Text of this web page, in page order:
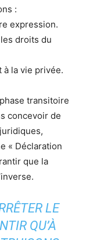
:
expression.
droits du
à la vie privée.
transitoire
concevoir de
« Déclaration
que la
LE
QU’À